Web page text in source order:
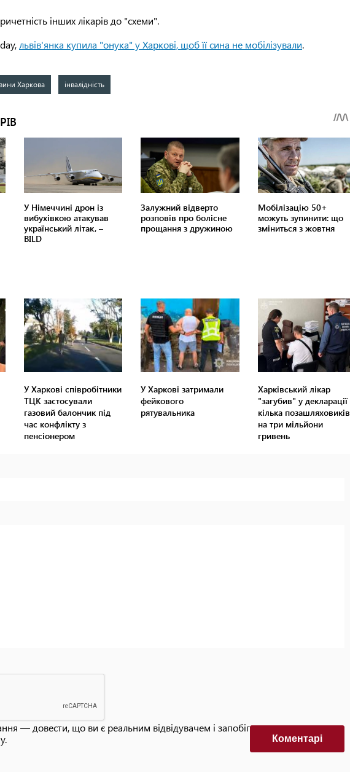
інших лікарів до "схеми".
львів'янка купила "онука" у Харкові, щоб її сина не мобілізували.
Харкова інвалідність
У Харкові співробітники
ТЦК застосували
газовий балончик під
час конфлікту з
пенсіонером
У Харкові затримали
фейкового
рятувальника
Харківський лікар
"загубив" у декларації
кілька позашляховиків
на три мільйони
гривень
— довести, що ви є реальним відвідувачем і запобігти автоматизованим
Коментарi